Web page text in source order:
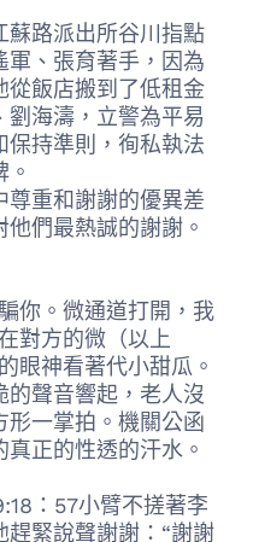
路派出所谷川指點
軍、張育著手，因為
從飯店搬到了低租金
劉海濤，立警為平易
保持準則，徇私執法
重和謝謝的優異差
他們最熱誠的謝謝。
。微通道打開，我
對方的微（以上
眼神看著代小甜瓜。
的聲音響起，老人沒
形一掌拍。機關公函
正的性透的汗水。
：57小臂不搓著李
緊說聲謝謝：“謝謝